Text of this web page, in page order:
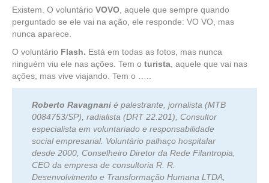
Existem. O voluntário VOVO , aquele que sempre quando
perguntado se ele vai na ação, ele responde: VO VO, mas
nunca aparece.
O voluntário Flash. Está em todas as fotos, mas nunca
ninguém viu ele nas ações. Tem o turista , aquele que vai nas
ações, mas vive viajando. Tem o …..
Roberto Ravagnani é palestrante, jornalista (MTB
0084753/SP), radialista (DRT 22.201), Consultor
especialista em voluntariado e responsabilidade
social empresarial. Voluntário palhaço hospitalar
desde 2000, Conselheiro Diretor da Rede Filantropia,
CEO da empresa de consultoria R. R.
Desenvolvimento e Transformação Humana LTDA,